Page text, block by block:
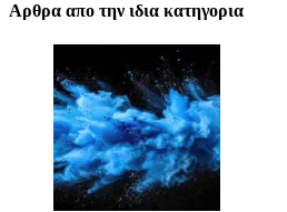
Αρθρα απο την ιδια κατηγορια